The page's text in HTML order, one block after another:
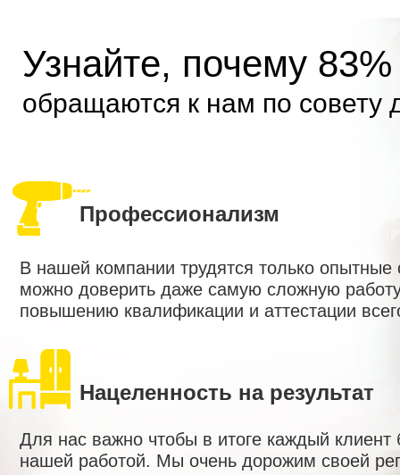
Профессионализм
Узнайте, почему
обращаются к нам по совету
Нацеленность на результат
Для нас важно чтобы в итоге каждый
нашей работой. Мы очень дорожим своей
В нашей компании трудятся только
можно доверить даже самую сложную
повышению квалификации и аттестации